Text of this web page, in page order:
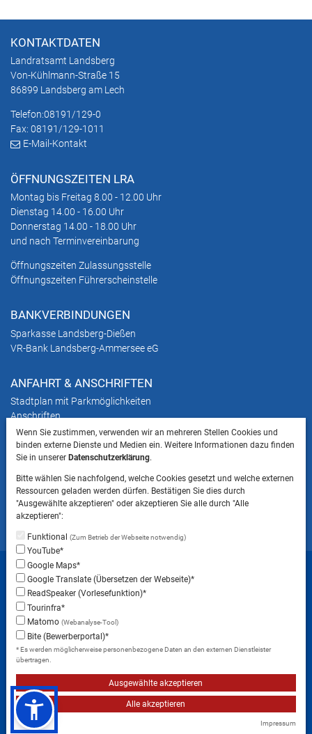
KONTAKTDATEN
Landratsamt Landsberg
Von-Kühlmann-Straße 15
86899 Landsberg am Lech
Telefon:08191/129-0
Fax: 08191/129-1011
E-Mail-Kontakt
ÖFFNUNGSZEITEN LRA
Montag bis Freitag 8.00 - 12.00 Uhr
Dienstag 14.00 - 16.00 Uhr
Donnerstag 14.00 - 18.00 Uhr
und nach Terminvereinbarung
Öffnungszeiten Zulassungsstelle
Öffnungszeiten Führerscheinstelle
BANKVERBINDUNGEN
Sparkasse Landsberg-Dießen
VR-Bank Landsberg-Ammersee eG
ANFAHRT & ANSCHRIFTEN
Stadtplan mit Parkmöglichkeiten
Anschriften
HINWEIS
ins Landratsamt Landsberg am Lech NICHT
gestattet ist.
Startseite Sitemap
Datenschutzeinstellungen
Erklärung zur Barrierefreiheit
Instagram
Facebook
Wenn Sie zustimmen, verwenden wir an mehreren Stellen Cookies und
binden externe Dienste und Medien ein. Weitere Informationen dazu finden
Sie in unsererDatenschutzerklärung.
Bitte wählen Sie nachfolgend, welche Cookies gesetzt und welche externen
Ressourcen geladen werden dürfen. Bestätigen Sie dies durch
"Ausgewählte akzeptieren" oder akzeptieren Sie alle durch "Alle
akzeptieren":
Funktional(Zum Betrieb der Webseite notwendig)
YouTube*
Google Maps*
Google Translate (Übersetzen der Webseite)*
ReadSpeaker (Vorlesefunktion)*
Tourinfra*
Matomo(Webanalyse-Tool)
Bite (Bewerberportal)*
* Es werden möglicherweise personenbezogene Daten an den externen Dienstleister
übertragen.
Ausgewählte akzeptieren
Alle akzeptieren
Impressum